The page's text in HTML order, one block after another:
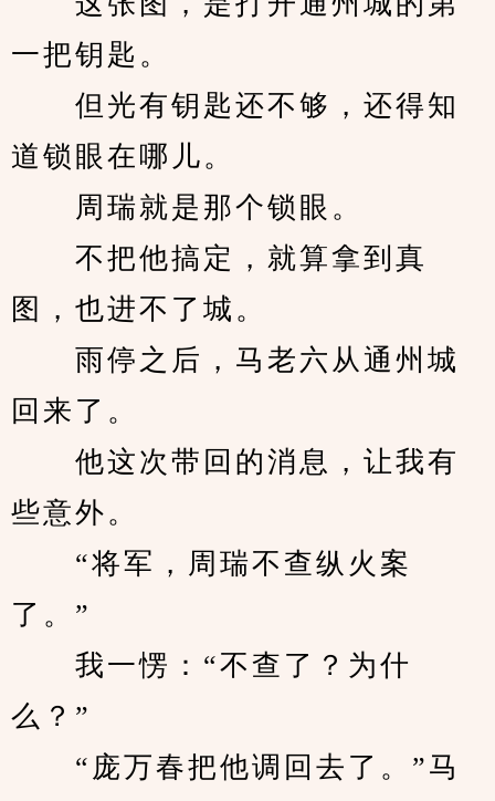
一把钥匙。
但光有钥匙还不够，还得知
道锁眼在哪儿。
周瑞就是那个锁眼。
不把他搞定，就算拿到真
图，也进不了城。
雨停之后，马老六从通州城
回来了。
他这次带回的消息，让我有
些意外。
“将军，周瑞不查纵火案
了。”
我一愣：“不查了？为什
么？”
“庞万春把他调回去了。”马